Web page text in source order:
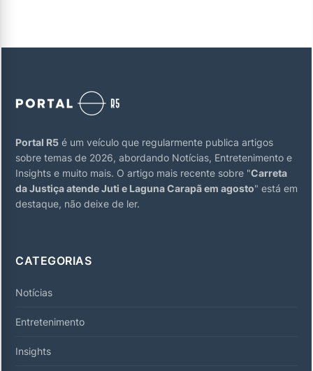
Portal R5 é um veículo que regularmente publica artigos
sobre temas de 2026, abordando Notícias, Entretenimento e
Insights e muito mais. O artigo mais recente sobre "Carreta
da Justiça atende Juti e Laguna Carapã em agosto" está em
destaque, não deixe de ler.
CATEGORIAS
Notícias
Entretenimento
Insights